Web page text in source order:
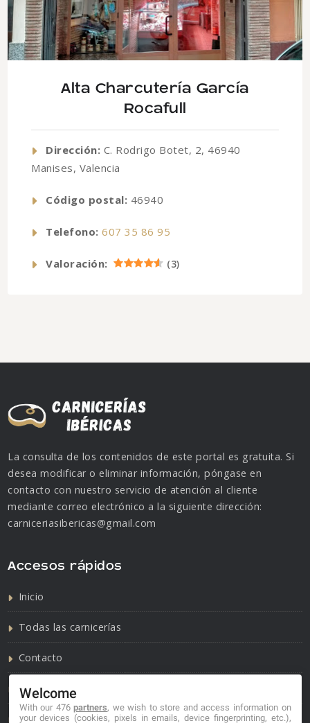
Alta Charcutería García
Rocafull
Dirección: C. Rodrigo Botet, 2, 46940
Manises, Valencia
Código postal: 46940
Telefono: 607 35 86 95
Valoración: (3)
La consulta de los contenidos de este portal es gratuita. Si
desea modificar o eliminar información, póngase en
contacto con nuestro servicio de atención al cliente
mediante correo electrónico a la siguiente dirección:
carniceriasibericas@gmail.com
Accesos rápidos
Inicio
Todas las carnicerías
Contacto
Política de cookies
Política de privacidad
Welcome
With our 476partners, we wish to store and access information on
your devices (cookies, pixels in emails, device fingerprinting, etc.),